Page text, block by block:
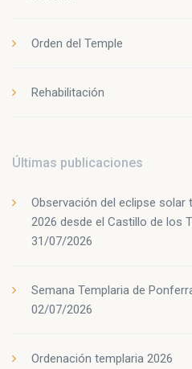
Orden del Temple
Rehabilitación
Últimas publicaciones
Observación del eclipse solar
2026 desde el Castillo de los
31/07/2026
Semana Templaria de
02/07/2026
Ordenación templaria 2026